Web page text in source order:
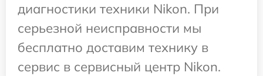
диагностики техники Nikon. При
серьезной неисправности мы
бесплатно доставим технику в
сервис в сервисный центр Nikon.